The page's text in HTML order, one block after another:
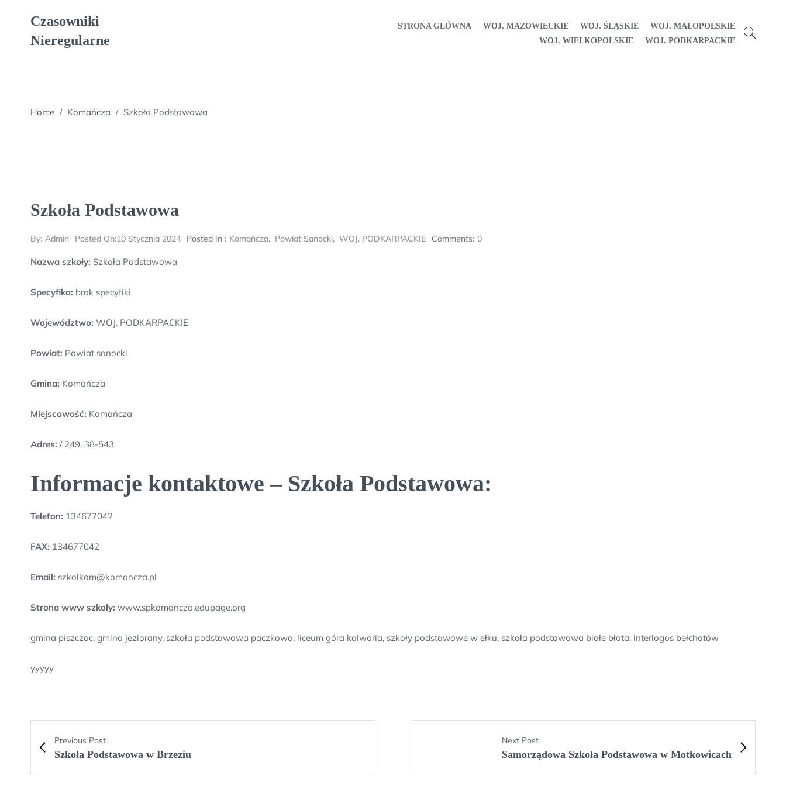
Czasowniki
Nieregularne
STRONA GŁÓWNA WOJ. MAZOWIECKIE WOJ. ŚLĄSKIE
WOJ. MAŁOPOLSKIE
WOJ. WIELKOPOLSKIE
WOJ. PODKARPACKIE
Home / Komańcza / Szkoła Podstawowa
Szkoła Podstawowa
By: Admin Posted On:10 Stycznia 2024 Posted In : Komańcza, Powiat Sanocki, WOJ. PODKARPACKIE Comments: 0
Nazwa szkoły: Szkoła Podstawowa
Specyfika: brak specyfiki
Województwo: WOJ. PODKARPACKIE
Powiat: Powiat sanocki
Gmina: Komańcza
Miejscowość: Komańcza
Adres: / 249, 38-543
Informacje kontaktowe – Szkoła Podstawowa:
Telefon: 134677042
FAX: 134677042
Email: szkolkom@komancza.pl
Strona www szkoły: www.spkomancza.edupage.org
gmina piszczac, gmina jeziorany, szkoła podstawowa paczkowo, liceum góra kalwaria, szkoły podstawowe w ełku, szkoła podstawowa białe błota, interlogos bełchatów
yyyyy
Previous Post
Szkoła Podstawowa w Brzeziu
Next Post
Samorządowa Szkoła Podstawowa w Motkowicach